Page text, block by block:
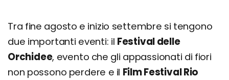
Tra fine agosto e inizio settembre si tengono
due importanti eventi: il Festival delle
Orchidee, evento che gli appassionati di fiori
non possono perdere e il Film Festival Rio